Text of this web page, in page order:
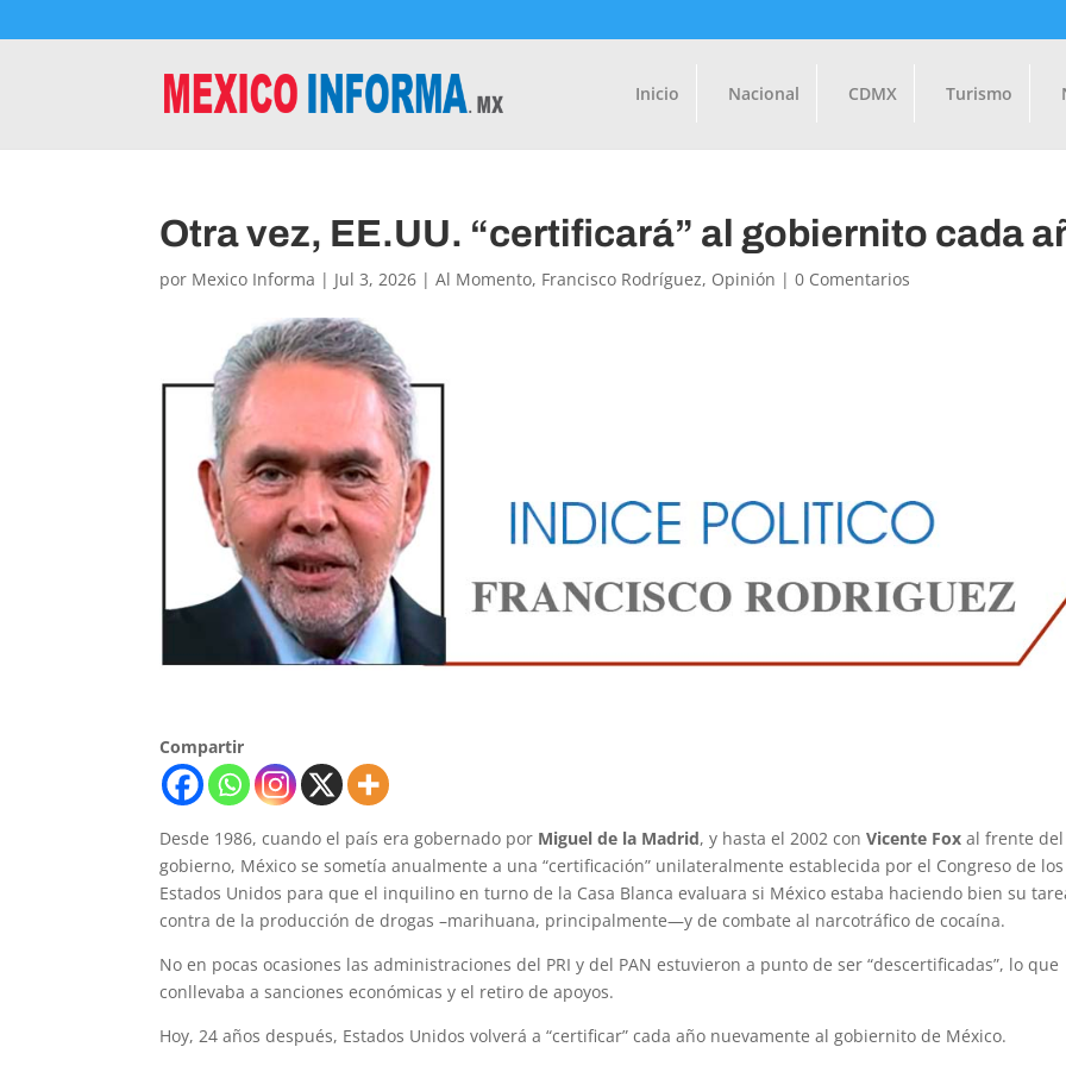
Inicio Nacional CDMX Turismo
Otra vez, EE.UU. “certificará” al gobiernito cada
por Mexico Informa | Jul 3, 2026 |Al Momento, Francisco Rodríguez, Opinión |0 Comentarios
Compartir
Desde 1986, cuando el país era gobernado por Miguel de la Madrid, y hasta el 2002 conVicente Fox al frente del
gobierno, México se sometía anualmente a una “certificación” unilateralmente establecida por el Congreso de los
Estados Unidos para que el inquilino en turno de la Casa Blanca evaluara si México estaba haciendo bien su
contra de la producción de drogas –marihuana, principalmente—y de combate al narcotráfico de cocaína.
No en pocas ocasiones las administraciones del PRI y del PAN estuvieron a punto de ser “descertificadas”, lo que
conllevaba a sanciones económicas y el retiro de apoyos.
Hoy, 24 años después, Estados Unidos volverá a “certificar” cada año nuevamente al gobiernito de México.